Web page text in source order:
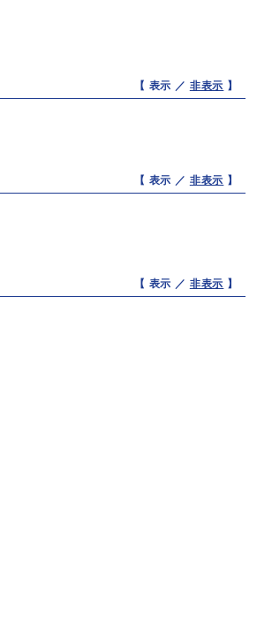
【 表示 ／ 非表示 】
【 表示 ／ 非表示 】
【 表示 ／ 非表示 】